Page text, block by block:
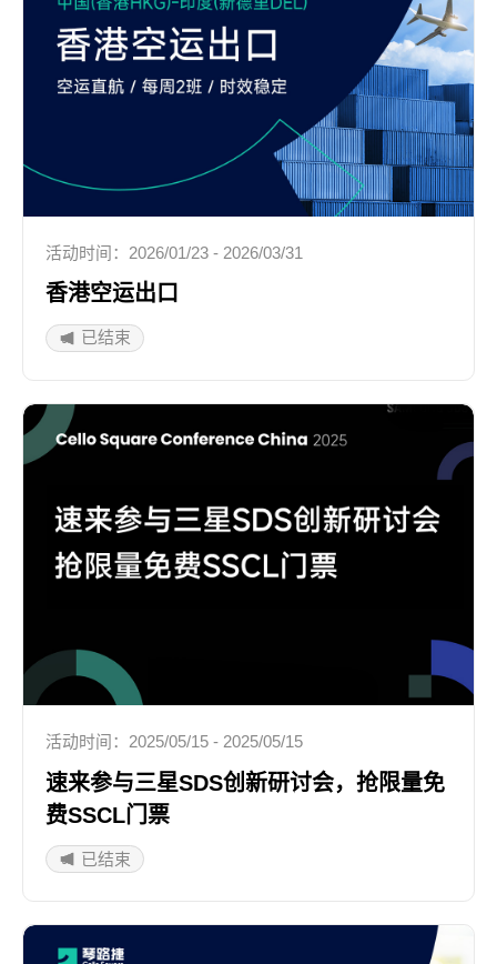
活动时间：2026/01/23 - 2026/03/31
香港空运出口
已结束
活动时间：2025/05/15 - 2025/05/15
速来参与三星SDS创新研讨会，抢限量免
费SSCL门票
已结束